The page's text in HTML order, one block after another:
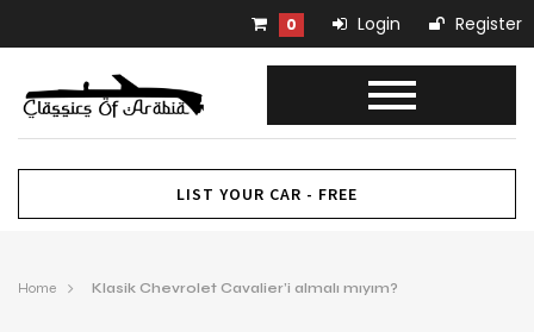
0 Login Register
LIST YOUR CAR - FREE
Home Klasik Chevrolet Cavalier’i almalı mıyım?